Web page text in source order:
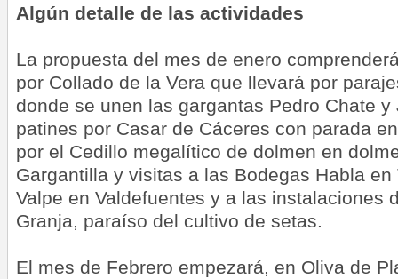
Algún detalle de las actividades
La propuesta del mes de enero
por Collado de la Vera que llevará por
donde se unen las gargantas Pedro Chate y
patines por Casar de Cáceres con parada
por el Cedillo megalítico de dolmen en
Gargantilla y visitas a las Bodegas Habla
Valpe en Valdefuentes y a las instalaciones
Granja, paraíso del cultivo de setas.
El mes de Febrero empezará, en Oliva de